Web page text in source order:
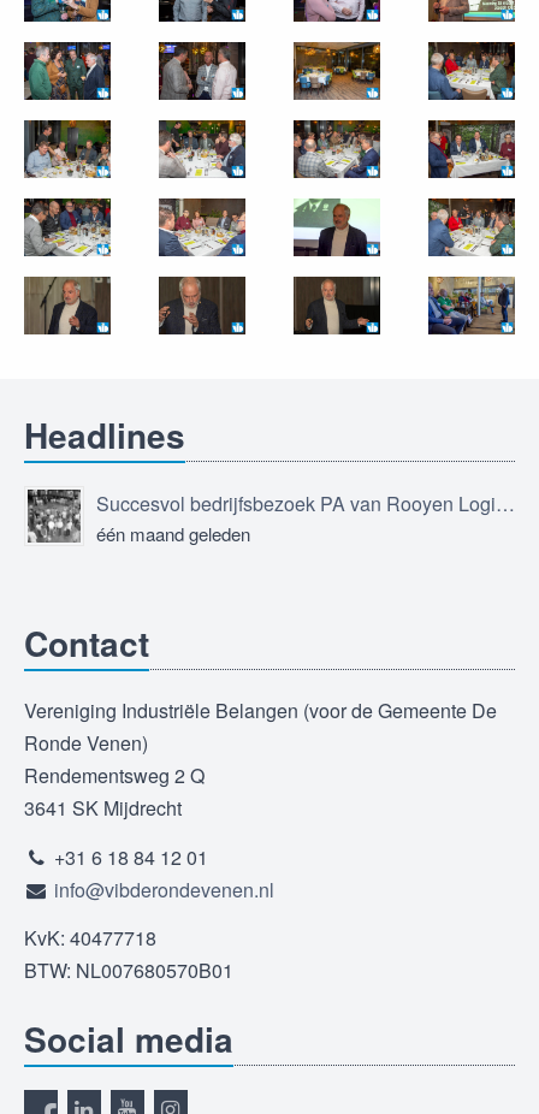
Headlines
Succesvol bedrijfsbezoek PA van Rooyen Logistics
één maand geleden
Contact
Vereniging Industriële Belangen (voor de Gemeente De
Ronde Venen)
Rendementsweg 2 Q
3641 SK Mijdrecht
+31 6 18 84 12 01
info@vibderondevenen.nl
KvK: 40477718
BTW: NL007680570B01
Social media